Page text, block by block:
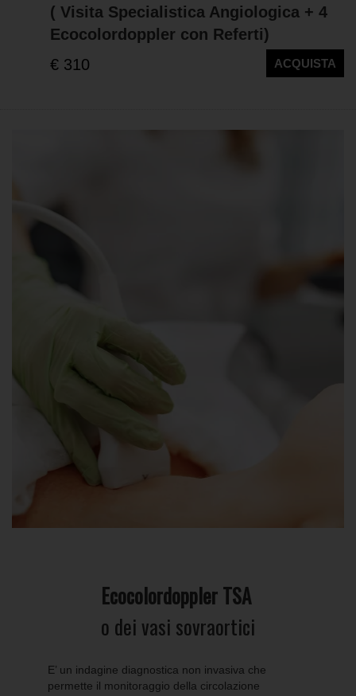
( Visita Specialistica Angiologica + 4
Ecocolordoppler con Referti)
€ 310
ACQUISTA
Ecocolordoppler TSA
o dei vasi sovraortici
E’ un indagine diagnostica non invasiva che
permette il monitoraggio della circolazione